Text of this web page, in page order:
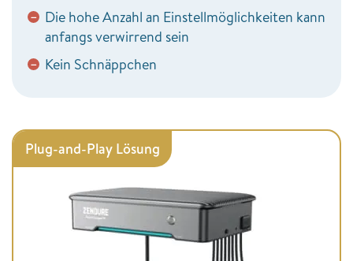
− Die hohe Anzahl an Einstellmöglichkeiten kann
anfangs verwirrend sein
− Kein Schnäppchen
Plug-and-Play Lösung